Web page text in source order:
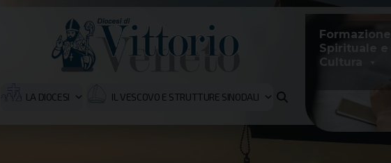
LA DIOCESI IL VESCOVO E STRUTTURE SINODALI
Formazione
Spirituale e
Cultura